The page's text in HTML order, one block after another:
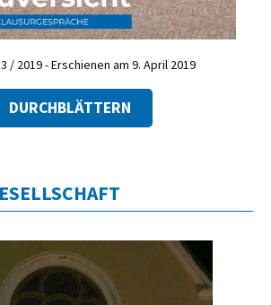
/ 2019 - Erschienen am 9. April 2019
DURCHBLÄTTERN